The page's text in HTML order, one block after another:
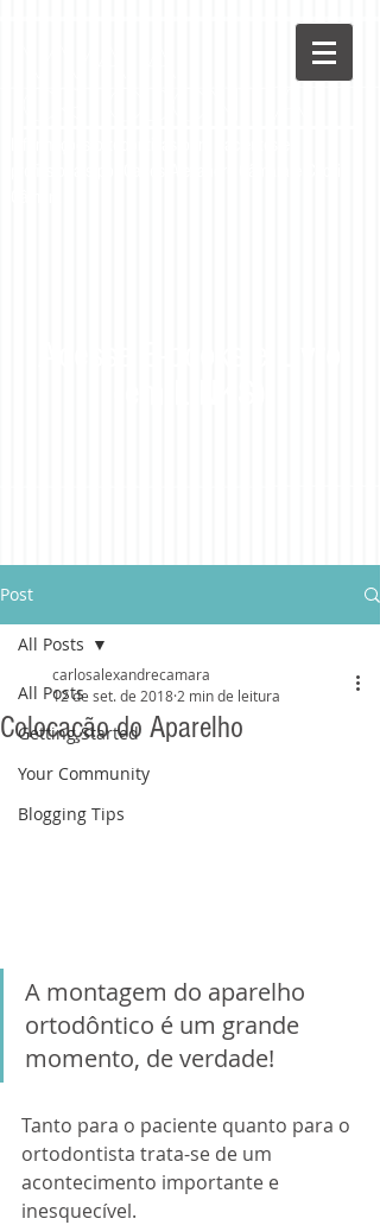
Post
All Posts
Getting Started
Your Community
Blogging Tips
All Posts
Colocação do Aparelho
carlosalexandrecamara
12 de set. de 2018 2 min de leitura
A montagem do aparelho
ortodôntico é um grande
momento, de verdade!
Tanto para o paciente quanto para o
ortodontista trata-se de um
acontecimento importante e
inesquecível.